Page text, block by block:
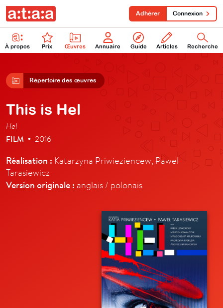
À propos Prix Œuvres Annuaire Guide Articles Recherche
Adhérer Connexion
Répertoire des œuvres
This is Hel
Hel
FILM • 2016
Réalisation : Katarzyna Priwieziencew, Pawel
Tarasiewicz
Version originale : anglais / polonais